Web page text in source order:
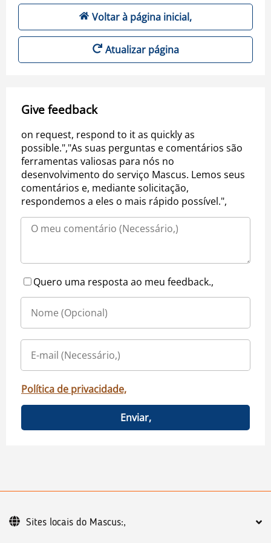
Voltar à página inicial,
Atualizar página
Give feedback
on request, respond to it as quickly as
possible.","As suas perguntas e comentários são
ferramentas valiosas para nós no
desenvolvimento do serviço Mascus. Lemos seus
comentários e, mediante solicitação,
respondemos a eles o mais rápido possível.",
Quero uma resposta ao meu feedback.,
Política de privacidade,
Enviar,
Sites locais do Mascus:,